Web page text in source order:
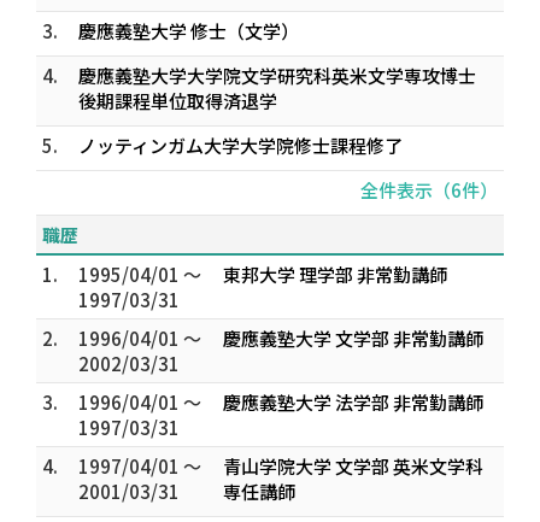
3.
慶應義塾大学 修士（文学）
4.
慶應義塾大学大学院文学研究科英米文学専攻博士
後期課程単位取得済退学
5.
ノッティンガム大学大学院修士課程修了
全件表示（6件）
職歴
1.
1995/04/01 ～
1997/03/31
東邦大学 理学部 非常勤講師
2.
1996/04/01 ～
2002/03/31
慶應義塾大学 文学部 非常勤講師
3.
1996/04/01 ～
1997/03/31
慶應義塾大学 法学部 非常勤講師
4.
1997/04/01 ～
2001/03/31
青山学院大学 文学部 英米文学科
専任講師